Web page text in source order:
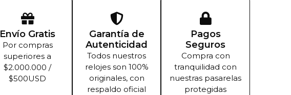
Envío Gratis
Por compras
superiores a
$2.000.000 /
$500USD
Garantía de
Autenticidad
Todos nuestros
relojes son 100%
originales, con
respaldo oficial
Pagos
Seguros
Compra con
tranquilidad con
nuestras pasarelas
protegidas